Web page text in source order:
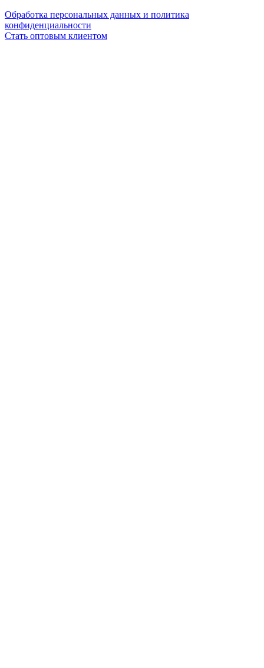
Обработка персональных данных и политика
конфиденциальности
Стать оптовым клиентом